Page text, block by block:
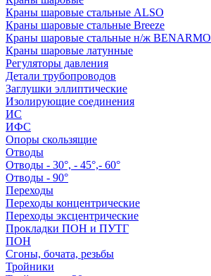
Краны шаровые стальные ALSO
Краны шаровые стальные Breeze
Краны шаровые стальные н/ж BENARMO
Краны шаровые латунные
Регуляторы давления
Детали трубопроводов
Заглушки эллиптические
Изолирующие соединения
ИС
ИФС
Опоры скользящие
Отводы
Отводы - 30°, - 45°,- 60°
Отводы - 90°
Переходы
Переходы концентрические
Переходы эксцентрические
Прокладки ПОН и ПУТГ
ПОН
Сгоны, бочата, резьбы
Тройники